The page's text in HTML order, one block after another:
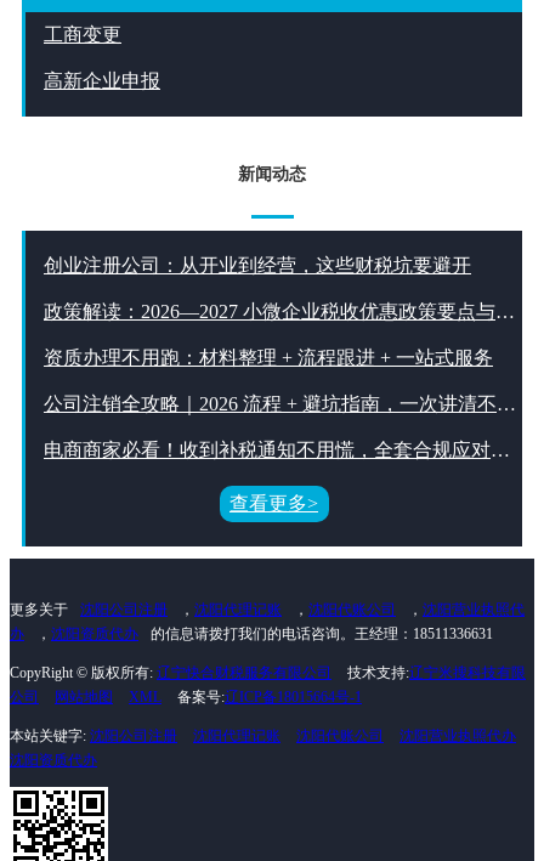
工商变更
高新企业申报
新闻动态
创业注册公司：从开业到经营，这些财税坑要避开
政策解读：2026—2027 小微企业税收优惠政策要点与合规指引
资质办理不用跑：材料整理 + 流程跟进 + 一站式服务
公司注销全攻略｜2026 流程 + 避坑指南，一次讲清不踩雷
电商商家必看！收到补税通知不用慌，全套合规应对流程手把手教你
查看更多>
更多关于 沈阳公司注册 ， 沈阳代理记账 ， 沈阳代账公司 ， 沈阳营业执照代
办
， 沈阳资质代办 的信息请拨打我们的电话咨询。王经理：18511336631
CopyRight © 版权所有: 辽宁快合财税服务有限公司 技术支持:辽宁米搜科技有限
公司
网站地图 XML 备案号:辽ICP备18015664号-1
本站关键字: 沈阳公司注册 沈阳代理记账 沈阳代账公司
沈阳营业执照代办
沈阳资质代办